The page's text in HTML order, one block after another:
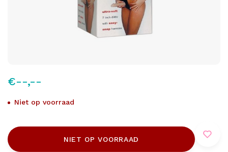
€--,--
Niet op voorraad
NIET OP VOORRAAD